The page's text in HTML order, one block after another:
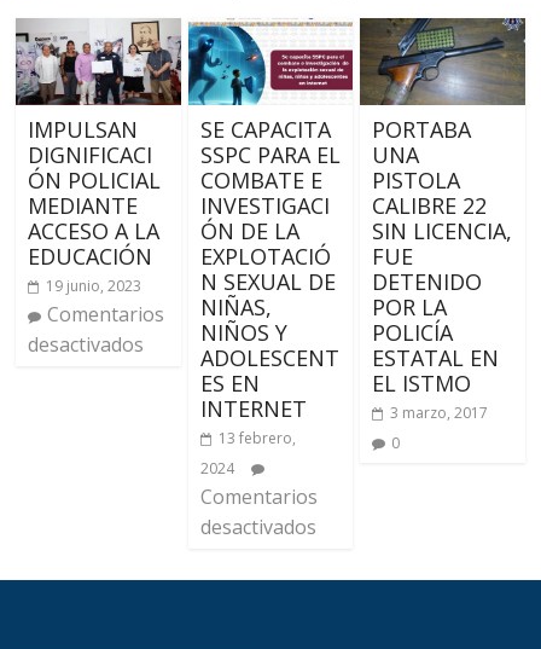
IMPULSAN
DIGNIFICACI
ÓN POLICIAL
MEDIANTE
ACCESO A LA
EDUCACIÓN
19 junio, 2023
Comentarios
desactivados
SE CAPACITA
SSPC PARA EL
COMBATE E
INVESTIGACI
ÓN DE LA
EXPLOTACIÓ
N SEXUAL DE
NIÑAS,
NIÑOS Y
ADOLESCENT
ES EN
INTERNET
13 febrero,
2024
Comentarios
desactivados
PORTABA
UNA
PISTOLA
CALIBRE 22
SIN LICENCIA,
FUE
DETENIDO
POR LA
POLICÍA
ESTATAL EN
EL ISTMO
3 marzo, 2017
0